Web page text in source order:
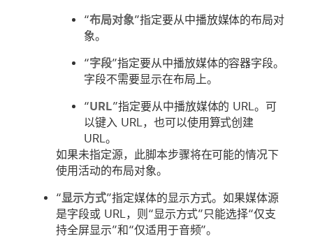
“布局对象”指定要从中播放媒体的布局对
象。
“字段”指定要从中播放媒体的容器字段。
字段不需要显示在布局上。
“URL”指定要从中播放媒体的 URL。可
以键入 URL，也可以使用算式创建
URL。
如果未指定源，此脚本步骤将在可能的情况下
使用活动的布局对象。
“显示方式”指定媒体的显示方式。如果媒体源
是字段或 URL，则“显示方式”只能选择“仅支
持全屏显示”和“仅适用于音频”。